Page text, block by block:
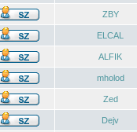
ZBY
ELCAL
ALFIK
mholod
Zed
Dejv